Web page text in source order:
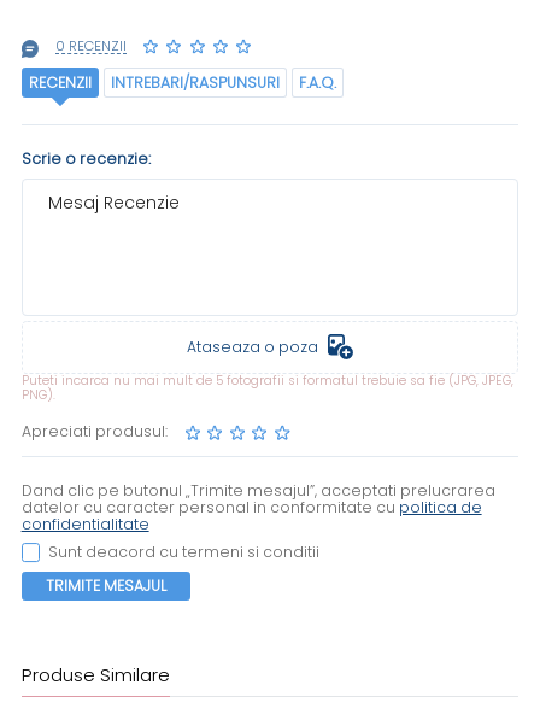
0 RECENZII
RECENZII INTREBARI/RASPUNSURI F.A.Q.
Scrie o recenzie:
Mesaj Recenzie
Ataseaza o poza
Puteti incarca nu mai mult de 5 fotografii si formatul trebuie sa fie (JPG, JPEG,
PNG).
Apreciati produsul:
Dand clic pe butonul „Trimite mesajul”, acceptati prelucrarea
datelor cu caracter personal in conformitate cu politica de
confidentialitate
Sunt deacord cu termeni si conditii
TRIMITE MESAJUL
Produse Similare